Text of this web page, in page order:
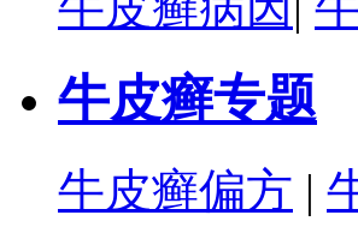
牛皮癣专题
牛皮癣偏方 |